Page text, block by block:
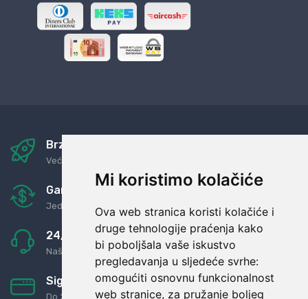
Mi koristimo kolačiće
Ova web stranica koristi kolačiće i
druge tehnologije praćenja kako
bi poboljšala vaše iskustvo
pregledavanja u sljedeće svrhe:
omogućiti osnovnu funkcionalnost
web stranice, za pružanje boljeg
Brza i sigurna dostava
Već za nekoliko dana kod vas
Garancija u povrat novaca
Jednostavno pravilo: Roba za novac
24/7 odlična podrška
Naši agenti uvijek na raspolaganju
Sigurno obročno plaćanje
Do 24 rata bez kamata